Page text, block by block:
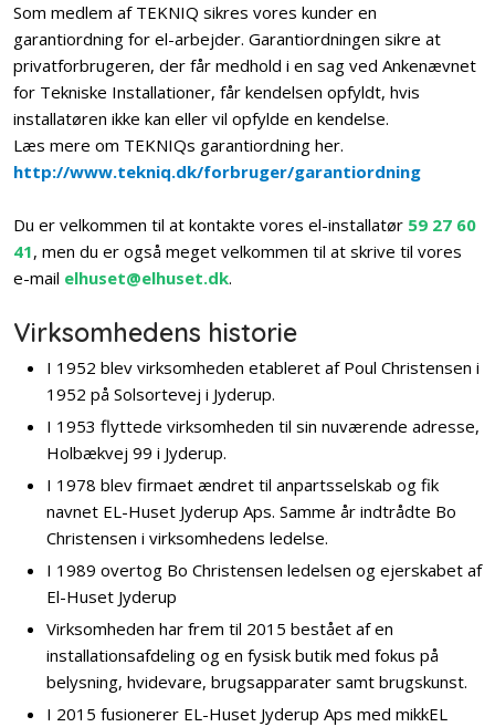
Som medlem af TEKNIQ sikres vores kunder en
garantiordning for el-arbejder. Garantiordningen sikre at
privatforbrugeren, der får medhold i en sag ved Ankenævnet
for Tekniske Installationer, får kendelsen opfyldt, hvis
installatøren ikke kan eller vil opfylde en kendelse.
Læs mere om TEKNIQs garantiordning her.
http://www.tekniq.dk/forbruger/garantiordning
​Du er velkommen til at kontakte vores el-installatør 59 27 60
41, men du er også meget velkommen til at skrive til vores
e-mail elhuset@elhuset.dk.​
Virksomhedens historie
I 1952 blev virksomheden etableret af Poul Christensen i
1952 på Solsortevej i Jyderup.
​I 1953 flyttede virksomheden til sin nuværende adresse,
Holbækvej 99 i Jyderup.
I 1978 blev firmaet ændret til anpartsselskab og fik
navnet EL-Huset Jyderup Aps. Samme år indtrådte Bo
Christensen i virksomhedens ledelse.
I 1989 overtog Bo Christensen ledelsen og ejerskabet af
El-Huset Jyderup
​Virksomheden har frem til 2015 bestået af en
installationsafdeling og en fysisk butik med fokus på
belysning, hvidevare, brugsapparater samt brugskunst.
I 2015 fusionerer EL-Huset Jyderup Aps med mikkEL